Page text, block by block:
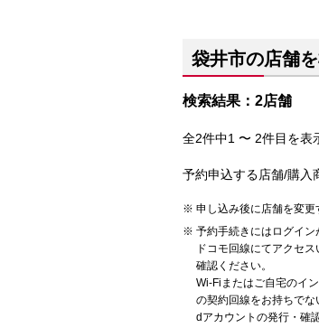
袋井市の店舗
検索結果：2店舗
全2件中1 〜 2件目を表
予約申込する店舗/購入
申し込み後に店舗を変更
予約手続きにはログイン
ドコモ回線にてアクセ
確認ください。
Wi-Fiまたはご自宅のイ
の契約回線をお持ちでな
dアカウントの発行・確